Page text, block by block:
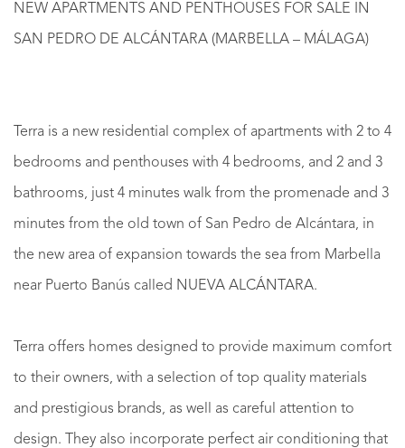
NEW APARTMENTS AND PENTHOUSES FOR SALE IN
SAN PEDRO DE ALCÁNTARA (MARBELLA – MÁLAGA)
Terra is a new residential complex of apartments with 2 to 4
bedrooms and penthouses with 4 bedrooms, and 2 and 3
bathrooms, just 4 minutes walk from the promenade and 3
minutes from the old town of San Pedro de Alcántara, in
the new area of expansion towards the sea from Marbella
near Puerto Banús called NUEVA ALCÁNTARA.
Terra offers homes designed to provide maximum comfort
to their owners, with a selection of top quality materials
and prestigious brands, as well as careful attention to
design. They also incorporate perfect air conditioning that